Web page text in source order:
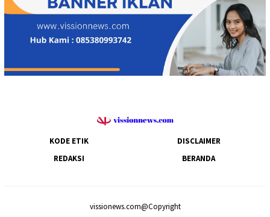
KODE ETIK
DISCLAIMER
REDAKSI
BERANDA
vissionews.com@Copyright